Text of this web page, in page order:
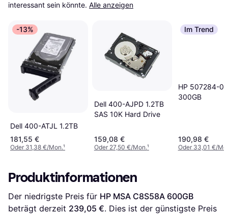
interessant sein könnte. Alle anzeigen
-13%
Dell 400-ATJL 1.2TB
181,55 €
Oder 31,38 €/Mon.¹
Dell 400-AJPD 1.2TB
SAS 10K Hard Drive
159,08 €
Oder 27,50 €/Mon.¹
Im Trend
HP 507284-
300GB
190,98 €
Oder 33,01 €/
Produktinformationen
Der niedrigste Preis für HP MSA C8S58A 600GB
beträgt derzeit 239,05 €. Dies ist der günstigste Preis